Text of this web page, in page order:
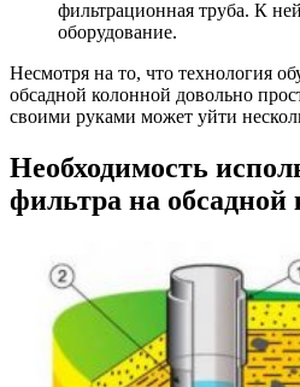
фильтрационная труба. К
оборудование.
Несмотря на то, что технология
обсадной колонной довольно
своими руками может уйти
Необходимость
фильтра на обсадной